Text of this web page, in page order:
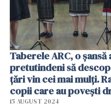
Taberele ARC, o
pretutindeni să
țări vin cei mai mulți.
copii care au povești
15 AUGUST 2024